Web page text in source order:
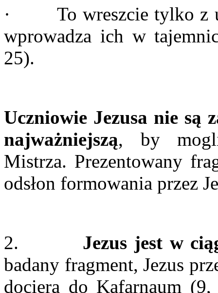
· To wreszcie tylko z
wprowadza ich w
25).
Uczniowie Jezusa nie są
najważniejszą, by mogli
Mistrza. Prezentowany
odsłon formowania przez
2. Jezus jest w
badany fragment, Jezus
dociera do Kafarnaum